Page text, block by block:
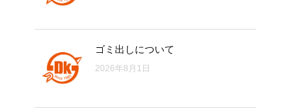
ゴミ出しについて
2026年8月1日